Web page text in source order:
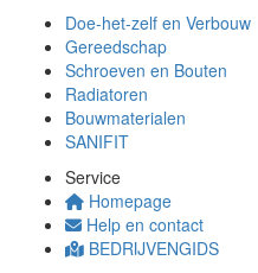
Doe-het-zelf en Verbouw
Gereedschap
Schroeven en Bouten
Radiatoren
Bouwmaterialen
SANIFIT
Service
Homepage
Help en contact
BEDRIJVENGIDS